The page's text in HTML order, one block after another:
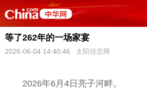
等了262年的一场家宴
2026-06-04 14:40:46 太阳信息网
2026年6月4日亮子河畔。